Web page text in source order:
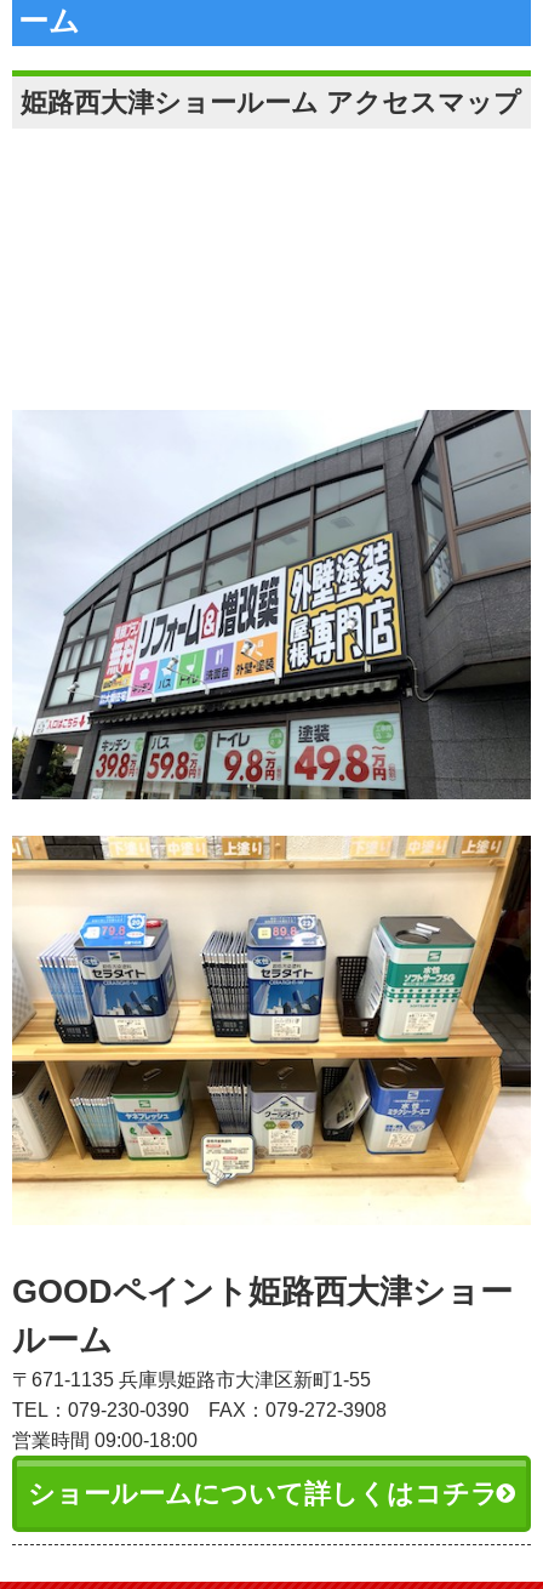
ーム
姫路西大津ショールーム アクセスマップ
GOODペイント姫路西大津ショー
ルーム
〒671-1135 兵庫県姫路市大津区新町1-55
TEL：079-230-0390
FAX：079-272-3908
営業時間 09:00-18:00
ショールームについて詳しくはコチラ